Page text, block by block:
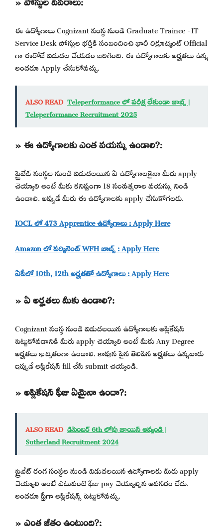
ఈ ఉద్యోగాలు Cognizant సంస్థ నుండి Graduate Trainee -IT
Service Desk పోస్టుల భర్తీకి సంబందించి భారీ రిక్రూట్మెంట్ Official
గా ఈరోజే విడుదల చేయడం జరిగింది. ఈ ఉద్యోగాలకు అర్హతలు ఉన్న
అందరూ Apply చేసుకోవచ్చు.
ALSO READ Teleperformance లో పరీక్ష లేకుండా జాబ్స్ |
Teleperformance Recruitment 2025
» ఈ ఉద్యోగాలకు ఎంత వయస్సు ఉండాలి?:
ప్రైవేట్ సంస్థల నుండి విడుదలయిన ఏ ఉద్యోగాలకైనా మీరు apply
చెయ్యాలి అంటే మీకు కనిష్టంగా 18 సంవత్సరాల వయస్సు నిండి
ఉండాలి. అప్పుడే మీరు ఈ ఉద్యోగాలకు apply చేసుకోగలరు.
IOCL లో 473 Apprentice ఉద్యోగాలు : Apply Here
Amazon లో పర్మినెంట్ WFH జాబ్స్ : Apply Here
ఏపీలో 10th, 12th అర్హతతో ఉద్యోగాలు : Apply Here
» ఏ అర్హతలు మీకు ఉండాలి?:
Cognizant సంస్థ నుండి విడుదలయిన ఉద్యోగాలకు అప్లికేషన్
పెట్టుకోవడానికి మీరు apply చెయ్యాలి అంటే మీకు Any Degree
అర్హతలు ఖచ్చితంగా ఉండాలి. కావున పైన తెలిపిన అర్హతలు ఉన్నవారు
ఇప్పుడే అప్లికేషన్ fill చేసి submit చెయ్యండి.
» అప్లికేషన్ ఫీజు ఏమైనా ఉందా?:
ALSO READ డిసెంబర్ 6th లోపు జాయిన్ అవ్వండి |
Sutherland Recruitment 2024
ప్రైవేట్ రంగ సంస్థల నుండి విడుదలయిన ఉద్యోగాలకు మీరు apply
చెయ్యాలి అంటే ఎటువంటి ఫీజు pay చెయ్యాల్సిన అవసరం లేదు.
అందరూ ఫ్రీగా అప్లికేషన్స్ పెట్టుకోవచ్చు.
» ఎంత జీతం ఉంటుంది?: